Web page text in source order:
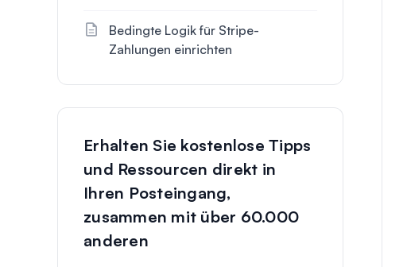
Bedingte Logik für Stripe-
Zahlungen einrichten
Erhalten Sie kostenlose Tipps
und Ressourcen direkt in
Ihren Posteingang,
zusammen mit über 60.000
anderen